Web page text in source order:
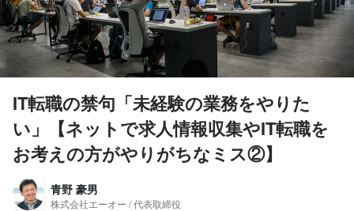
IT転職の禁句「未経験の業務をやりた
い」【ネットで求人情報収集やIT転職を
お考えの方がやりがちなミス②】
青野 豪男
株式会社エーオー / 代表取締役